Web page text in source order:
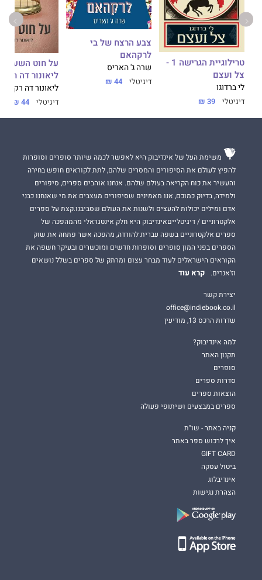
טרילוגיית הגרישה 1 -
צל ועצם
לי ברדוגו
דיגיטלי 39 ₪
צבע הרצח של בי
לרקהאם
שרה ג' האריס
דיגיטלי 44 ₪
על חוט השערה
ליאונור דה
ליאונור דה רקונדו
דיגיטלי 44 ₪
משימת העל של אינדיבוק היא לאפשר לכמה שיותר סופרים וסופרות
להפיץ לעולם את הסיפורים והמסרים שלהם, לתת לקוראים חופש בחירה
והעשיר את כוח הקריאה בעולם שלהם. אנחנו אוהבים ספרים, סיפורים
ולמידה, בדיוק כמוכם, אנו מאמינים שסיפורים מעצבים את מי שאנחנו כבני
אדם ומילים יכולות להעצים ולשנות את העולם שסביבנו.קצת על ספרים
אלקטרוניים / דיגיטלייםאינדיבוק היא חלק אינטגראלי מהמהפכה של
ספרים אלקטרוניים בשפה עברית להורדה, מהפכה אשר פתחה את שוק
הספרים בפני המון סופרים וסופרות חדשים ומוכשרים ובעיקר חשפה את
הקוראים הישראלים לעוד מבחר עצום ומרתק של ספרים בשלל נושאים
וז'אנרים.
קרא עוד
יצירת קשר
office@indiebook.co.il
שדרות הרכס 13, מודיעין
למה אינדיבוק?
תקנון האתר
סופרים
סדרות ספרים
הוצאות ספרים
ספרים במבצעים ושיתופי פעולה
קניה באתר - שו"ת
איך לרכוש ספר באתר
GIFT CARD
ביטול עסקה
אינדיבלוג
הצהרת נגישות